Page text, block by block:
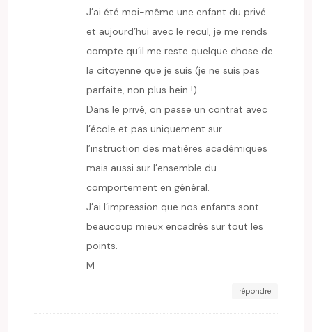
J’ai été moi-même une enfant du privé
et aujourd’hui avec le recul, je me rends
compte qu’il me reste quelque chose de
la citoyenne que je suis (je ne suis pas
parfaite, non plus hein !).
Dans le privé, on passe un contrat avec
l’école et pas uniquement sur
l’instruction des matières académiques
mais aussi sur l’ensemble du
comportement en général.
J’ai l’impression que nos enfants sont
beaucoup mieux encadrés sur tout les
points.
M
répondre